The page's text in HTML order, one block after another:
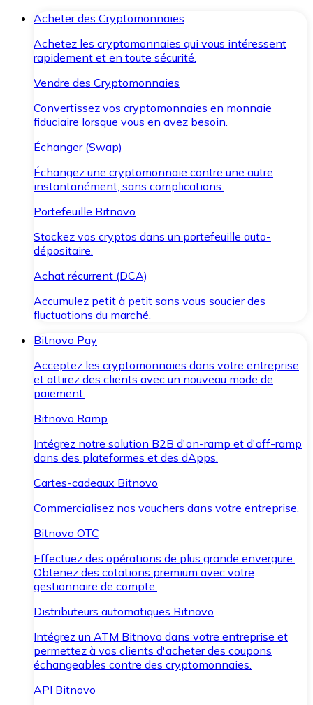
Acheter des Cryptomonnaies
Achetez les cryptomonnaies qui vous intéressent
rapidement et en toute sécurité.
Vendre des Cryptomonnaies
Convertissez vos cryptomonnaies en monnaie
fiduciaire lorsque vous en avez besoin.
Échanger (Swap)
Échangez une cryptomonnaie contre une autre
instantanément, sans complications.
Portefeuille Bitnovo
Stockez vos cryptos dans un portefeuille auto-
dépositaire.
Achat récurrent (DCA)
Accumulez petit à petit sans vous soucier des
fluctuations du marché.
Bitnovo Pay
Acceptez les cryptomonnaies dans votre entreprise
et attirez des clients avec un nouveau mode de
paiement.
Bitnovo Ramp
Intégrez notre solution B2B d'on-ramp et d'off-ramp
dans des plateformes et des dApps.
Cartes-cadeaux Bitnovo
Commercialisez nos vouchers dans votre entreprise.
Bitnovo OTC
Effectuez des opérations de plus grande envergure.
Obtenez des cotations premium avec votre
gestionnaire de compte.
Distributeurs automatiques Bitnovo
Intégrez un ATM Bitnovo dans votre entreprise et
permettez à vos clients d'acheter des coupons
échangeables contre des cryptomonnaies.
API Bitnovo